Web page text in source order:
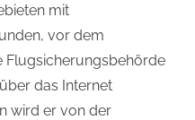
mit
vor dem
Flugsicherungsbehörde
das Internet
wird er von der